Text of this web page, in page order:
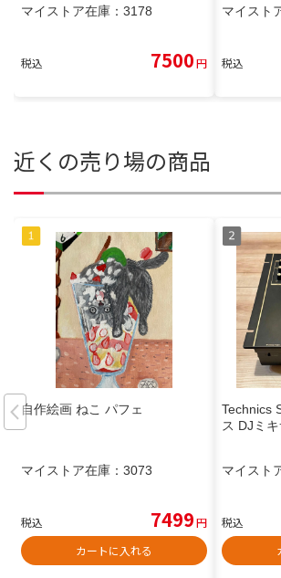
マイストア在庫： 3178
税込 7500円
マイスト
税込
近くの売り場の商品
自作絵画 ねこ パフェ
マイストア在庫： 3073
税込 7499円
カートに入れる
Technics
ス DJミ
マイスト
税込